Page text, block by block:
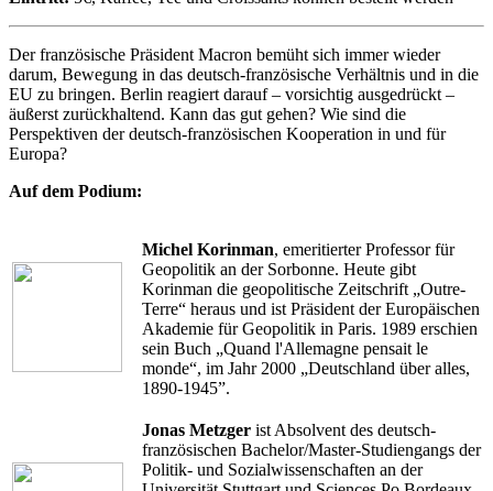
Der französische Präsident Macron bemüht sich immer wieder
darum, Bewegung in das deutsch-französische Verhältnis und in die
EU zu bringen. Berlin reagiert darauf – vorsichtig ausgedrückt –
äußerst zurückhaltend. Kann das gut gehen? Wie sind die
Perspektiven der deutsch-französischen Kooperation in und für
Europa?
Auf dem Podium:
Michel Korinman, emeritierter Professor für
Geopolitik an der Sorbonne. Heute gibt
Korinman die geopolitische Zeitschrift „Outre-
Terre“ heraus und ist Präsident der Europäischen
Akademie für Geopolitik in Paris. 1989 erschien
sein Buch „Quand l'Allemagne pensait le
monde“, im Jahr 2000 „Deutschland über alles,
1890-1945”.
Jonas Metzger ist Absolvent des deutsch-
französischen Bachelor/Master-Studiengangs der
Politik- und Sozialwissenschaften an der